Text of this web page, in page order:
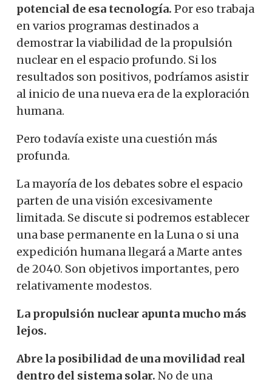
potencial de esa tecnología. Por eso trabaja
en varios programas destinados a
demostrar la viabilidad de la propulsión
nuclear en el espacio profundo. Si los
resultados son positivos, podríamos asistir
al inicio de una nueva era de la exploración
humana.
Pero todavía existe una cuestión más
profunda.
La mayoría de los debates sobre el espacio
parten de una visión excesivamente
limitada. Se discute si podremos establecer
una base permanente en la Luna o si una
expedición humana llegará a Marte antes
de 2040. Son objetivos importantes, pero
relativamente modestos.
La propulsión nuclear apunta mucho más
lejos.
Abre la posibilidad de una movilidad real
dentro del sistema solar. No de una